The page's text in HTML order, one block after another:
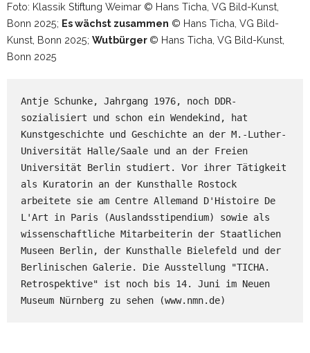
Foto: Klassik Stiftung Weimar © Hans Ticha, VG Bild-Kunst,
Bonn 2025; Es wächst zusammen © Hans Ticha, VG Bild-
Kunst, Bonn 2025; Wutbürger © Hans Ticha, VG Bild-Kunst,
Bonn 2025
Antje Schunke, Jahrgang 1976, noch DDR-
sozialisiert und schon ein Wendekind, hat
Kunstgeschichte und Geschichte an der M.-Luther-
Universität Halle/Saale und an der Freien
Universität Berlin studiert. Vor ihrer Tätigkeit
als Kuratorin an der Kunsthalle Rostock
arbeitete sie am Centre Allemand D'Histoire De
L'Art in Paris (Auslandsstipendium) sowie als
wissenschaftliche Mitarbeiterin der Staatlichen
Museen Berlin, der Kunsthalle Bielefeld und der
Berlinischen Galerie. Die Ausstellung "TICHA.
Retrospektive" ist noch bis 14. Juni im Neuen